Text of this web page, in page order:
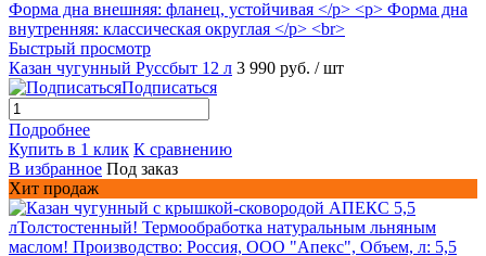
Быстрый просмотр
Казан чугунный Руссбыт 12 л 3 990 руб. / шт
Подписаться
Подробнее
Купить в 1 клик К сравнению
В избранное Под заказ
Хит продаж